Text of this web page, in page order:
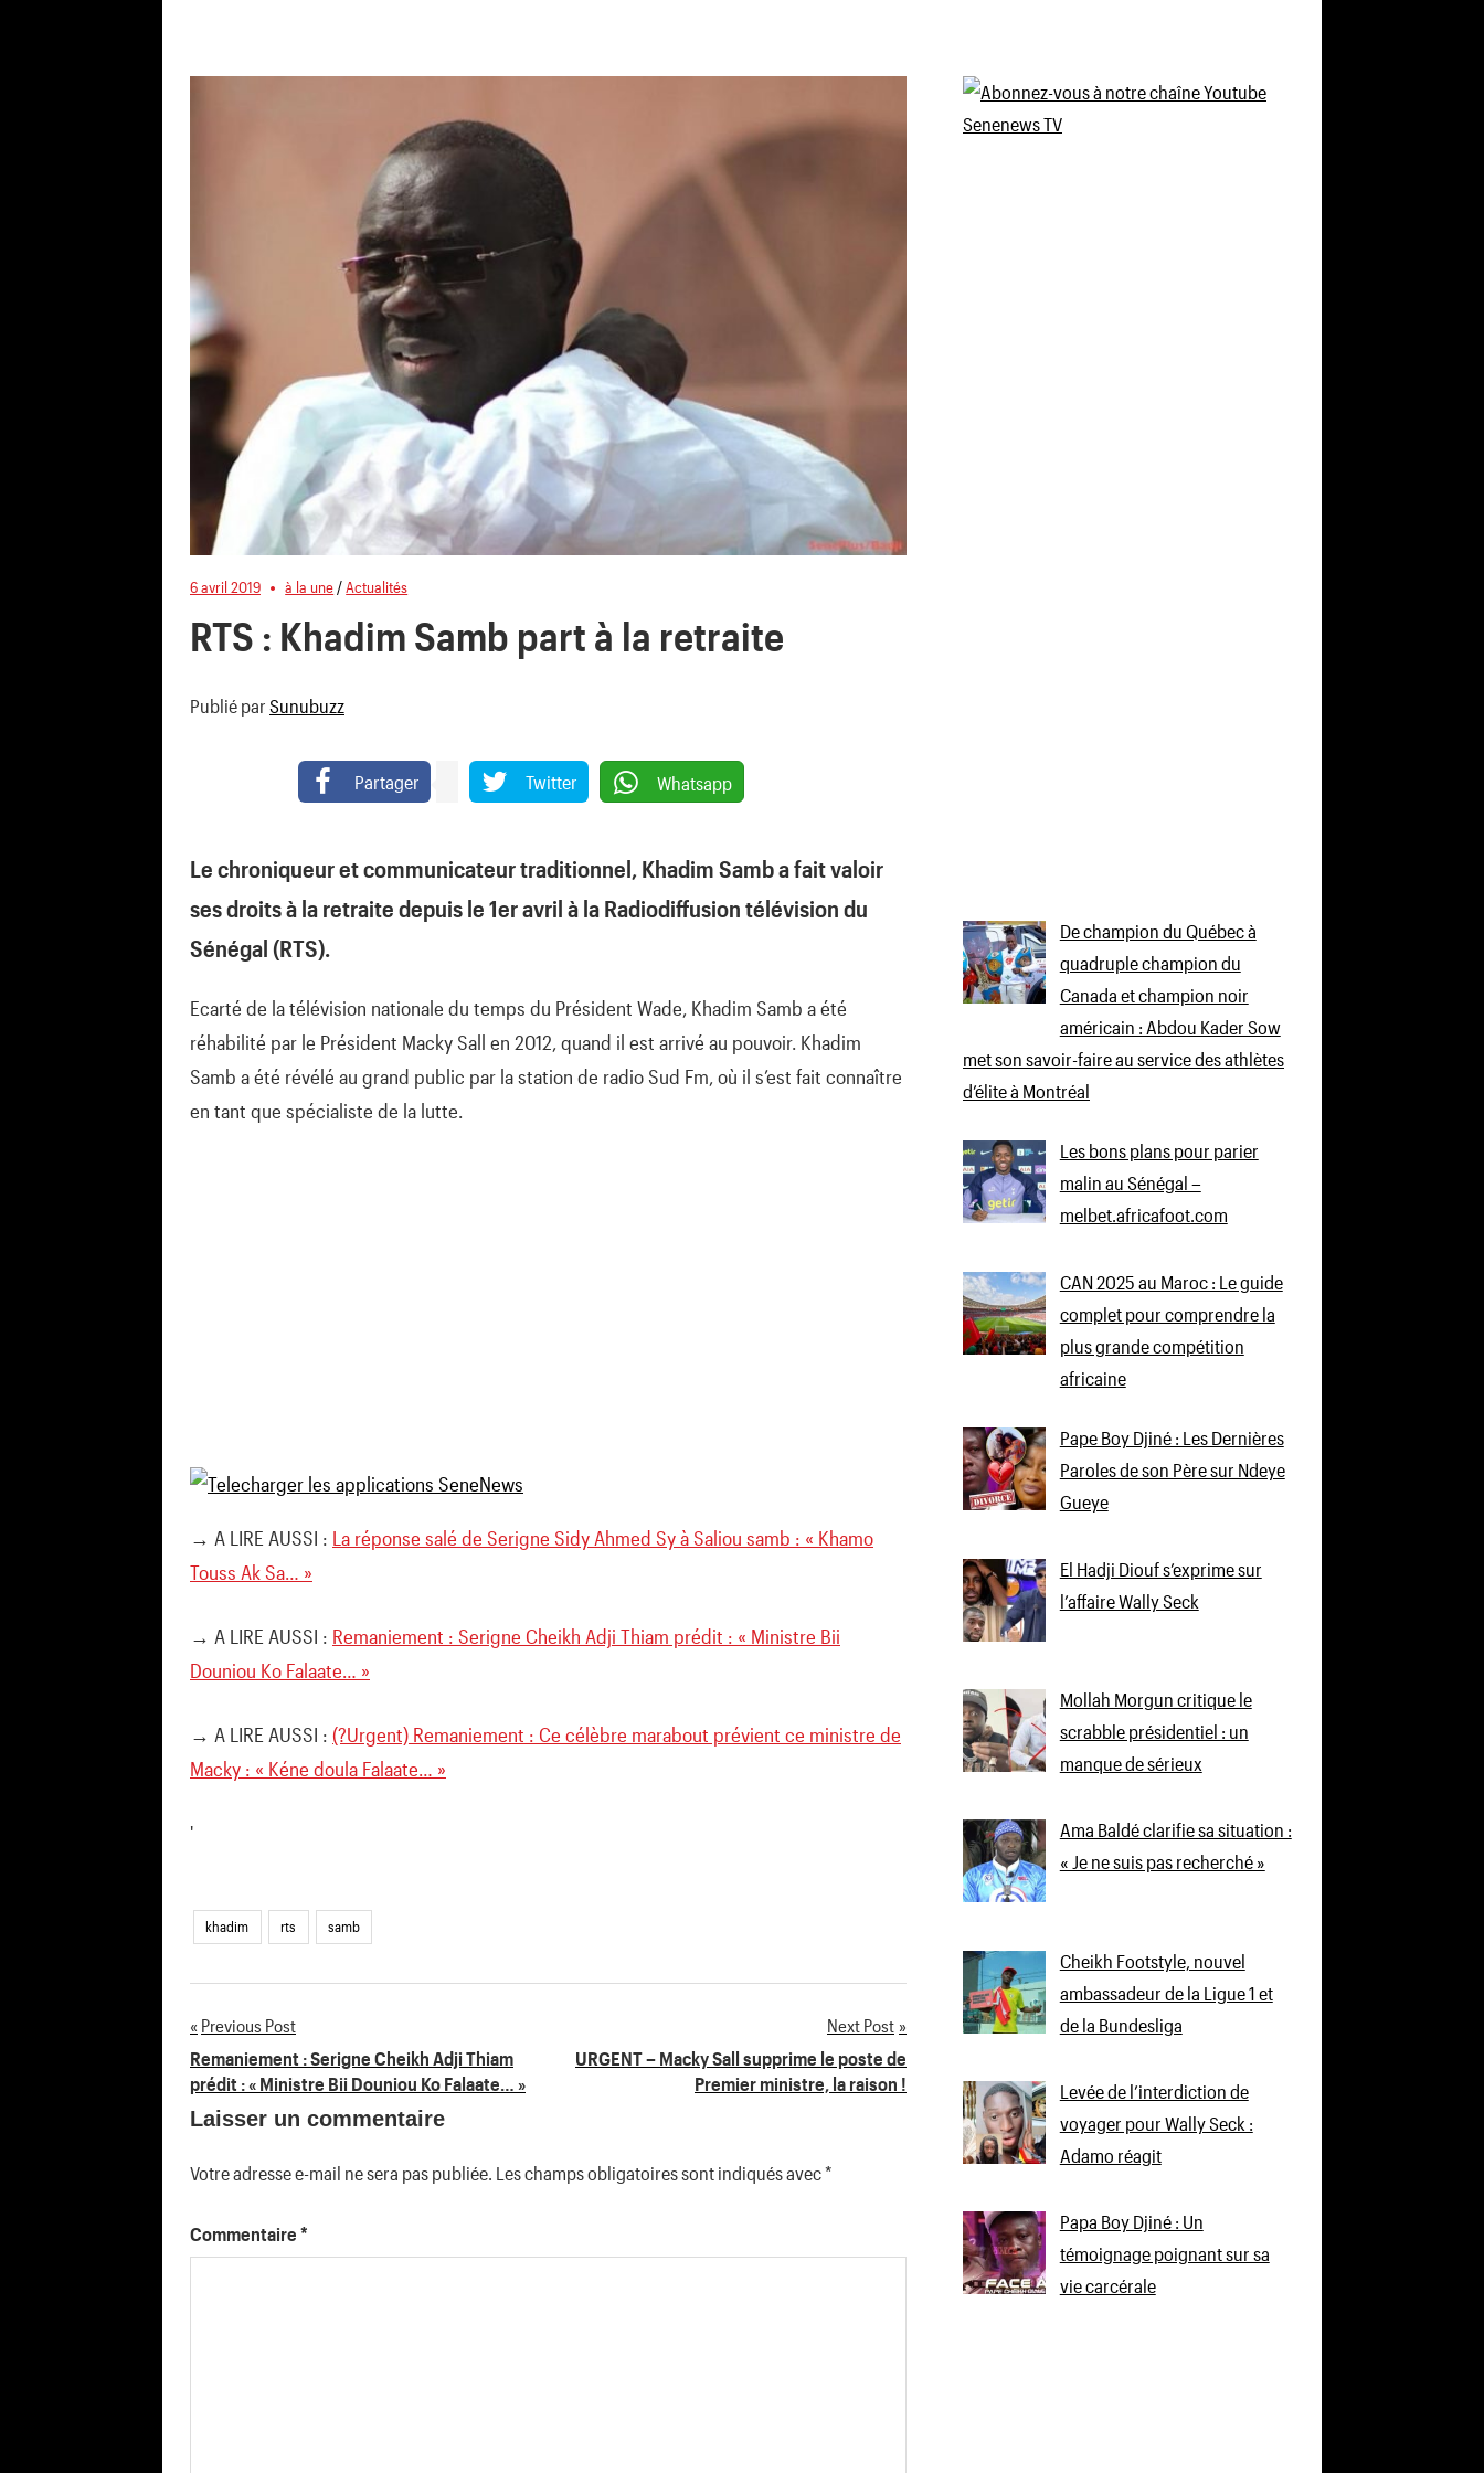
6 avril 2019 à la une /Actualités
RTS : Khadim Samb part à la retraite
Publié par Sunubuzz
Partager Twitter Whatsapp
Le chroniqueur et communicateur traditionnel, Khadim Samb a fait valoir
ses droits à la retraite depuis le 1er avril à la Radiodiffusion télévision du
Sénégal (RTS).
Ecarté de la télévision nationale du temps du Président Wade, Khadim Samb a été
réhabilité par le Président Macky Sall en 2012, quand il est arrivé au pouvoir. Khadim
Samb a été révélé au grand public par la station de radio Sud Fm, où il s’est fait connaître
en tant que spécialiste de la lutte.
→ A LIRE AUSSI : La réponse salé de Serigne Sidy Ahmed Sy à Saliou samb : « Khamo
Touss Ak Sa… »
→ A LIRE AUSSI : Remaniement : Serigne Cheikh Adji Thiam prédit : « Ministre Bii
Douniou Ko Falaate… »
→ A LIRE AUSSI : (?Urgent) Remaniement : Ce célèbre marabout prévient ce ministre de
Macky : « Kéne doula Falaate… »
'
khadim rts samb
Navigation
de
Previous Post
Remaniement : Serigne Cheikh Adji Thiam
prédit : « Ministre Bii Douniou Ko Falaate… »
Next Post
URGENT – Macky Sall supprime le poste de
Premier ministre, la raison !
Laisser un commentaire
Votre adresse e-mail ne sera pas publiée. Les champs obligatoires sont indiqués avec*
Commentaire *
De champion du Québec à
quadruple champion du
Canada et champion noir
américain : Abdou Kader Sow
met son savoir-faire au service des athlètes
d’élite à Montréal
Les bons plans pour parier
malin au Sénégal –
melbet.africafoot.com
CAN 2025 au Maroc : Le guide
complet pour comprendre la
plus grande compétition
africaine
Pape Boy Djiné : Les Dernières
Paroles de son Père sur Ndeye
Gueye
El Hadji Diouf s’exprime sur
l’affaire Wally Seck
Mollah Morgun critique le
scrabble présidentiel : un
manque de sérieux
Ama Baldé clarifie sa situation :
« Je ne suis pas recherché »
Cheikh Footstyle, nouvel
ambassadeur de la Ligue 1 et
de la Bundesliga
Levée de l’interdiction de
voyager pour Wally Seck :
Adamo réagit
Papa Boy Djiné : Un
témoignage poignant sur sa
vie carcérale